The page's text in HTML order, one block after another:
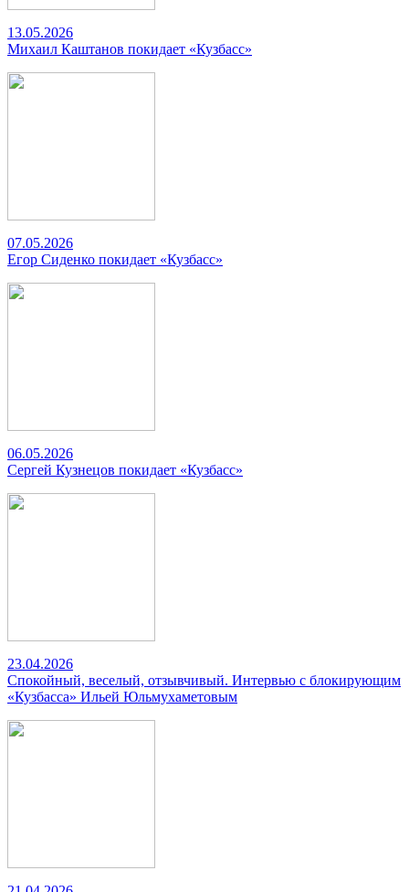
13.05.2026
Михаил Каштанов покидает «Кузбасс»
07.05.2026
Егор Сиденко покидает «Кузбасс»
06.05.2026
Сергей Кузнецов покидает «Кузбасс»
23.04.2026
Спокойный, веселый, отзывчивый. Интервью с блокирующим
«Кузбасса» Ильей Юльмухаметовым